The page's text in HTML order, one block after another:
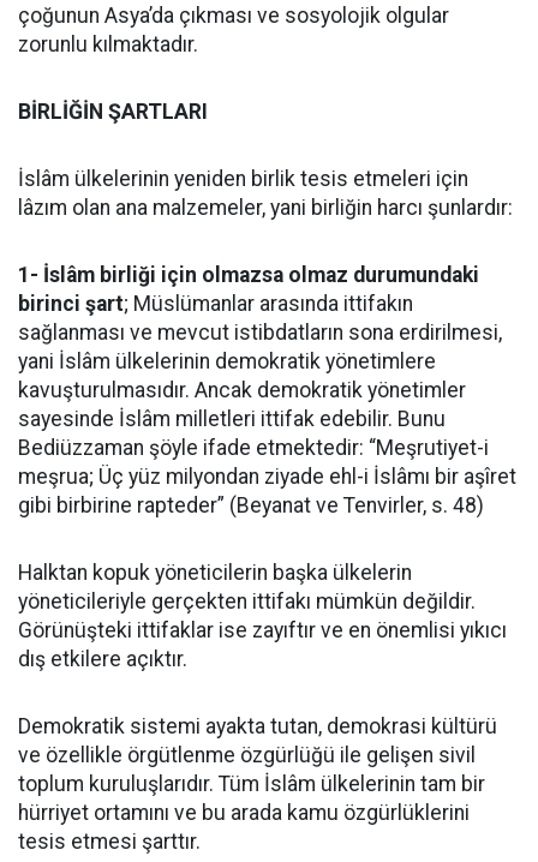
çoğunun Asya’da çıkması ve sosyolojik olgular
zorunlu kılmaktadır.
BİRLİĞİN ŞARTLARI
İslâm ülkelerinin yeniden birlik tesis etmeleri için
lâzım olan ana malzemeler, yani birliğin harcı şunlardır:
1- İslâm birliği için olmazsa olmaz durumundaki
birinci şart; Müslümanlar arasında ittifakın
sağlanması ve mevcut istibdatların sona erdirilmesi,
yani İslâm ülkelerinin demokratik yönetimlere
kavuşturulmasıdır. Ancak demokratik yönetimler
sayesinde İslâm milletleri ittifak edebilir. Bunu
Bediüzzaman şöyle ifade etmektedir: “Meşrutiyet-i
meşrua; Üç yüz milyondan ziyade ehl-i İslâmı bir aşîret
gibi birbirine rapteder” (Beyanat ve Tenvirler, s. 48)
Halktan kopuk yöneticilerin başka ülkelerin
yöneticileriyle gerçekten ittifakı mümkün değildir.
Görünüşteki ittifaklar ise zayıftır ve en önemlisi yıkıcı
dış etkilere açıktır.
Demokratik sistemi ayakta tutan, demokrasi kültürü
ve özellikle örgütlenme özgürlüğü ile gelişen sivil
toplum kuruluşlarıdır. Tüm İslâm ülkelerinin tam bir
hürriyet ortamını ve bu arada kamu özgürlüklerini
tesis etmesi şarttır.